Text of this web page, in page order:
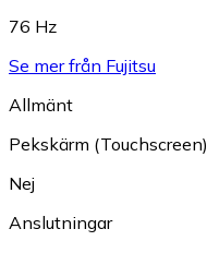
76 Hz
Se mer från Fujitsu
Allmänt
Pekskärm (Touchscreen)
Nej
Anslutningar